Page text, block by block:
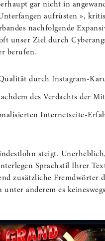
gar nicht in
aufrüsten »,
nachfolgende
unser Ziel durch
berufen.
durch Instagram-
des Verdachts der
Internetseite-
steigt.
Sprachstil Ihrer
zusätzliche
anderem es